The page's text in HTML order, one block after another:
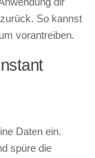
So kannst
vorantreiben.
Daten ein.
spüre die